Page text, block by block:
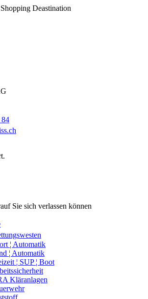
Deastination
84
Sie sich verlassen können
¦ Automatik
¦ Automatik
¦ SUP ¦ Boot
Kläranlagen